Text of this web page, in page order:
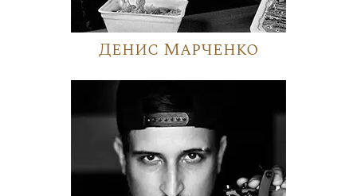
Денис Марченко